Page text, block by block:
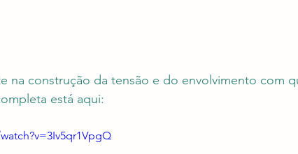
na construção da tensão e do envolvimento com
está aqui: